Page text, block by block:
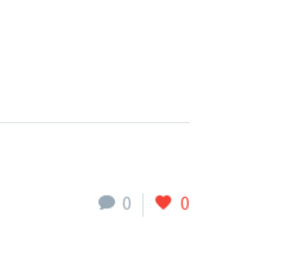
0 0